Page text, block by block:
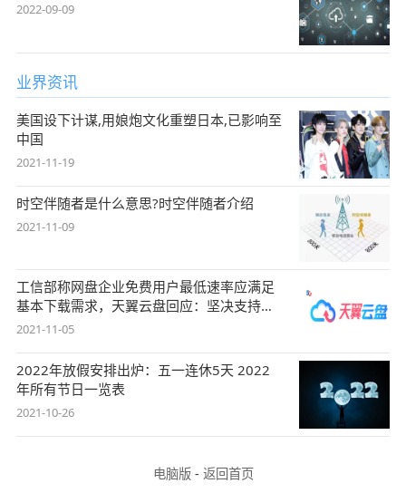
2022-09-09
业界资讯
美国设下计谋,用娘炮文化重塑日本,已影响至
中国
2021-11-19
时空伴随者是什么意思?时空伴随者介绍
2021-11-09
工信部称网盘企业免费用户最低速率应满足
基本下载需求，天翼云盘回应：坚决支持，
始终
2021-11-05
2022年放假安排出炉：五一连休5天 2022
年所有节日一览表
2021-10-26
电脑版- 返回首页